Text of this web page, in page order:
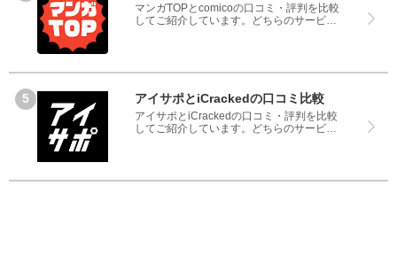
マンガTOPとcomicoの口コミ・評判を比較
してご紹介しています。どちらのサービス
てください。
アイサポとiCrackedの口コミ比較
アイサポとiCrackedの口コミ・評判を比較
してご紹介しています。どちらのサービス
てください。